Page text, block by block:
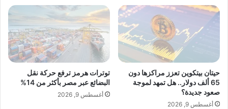
ن
د
ة
ا
ا
ي
ة
ج
حيتان بيتكوين تعزز مراكزها دون
65 ألف دولار.. هل تمهد لموجة
صعود جديدة؟
أغسطس 9, 2026
توترات هرمز ترفع حركة نقل
البضائع عبر مصر بأكثر من 14%
أغسطس 9, 2026